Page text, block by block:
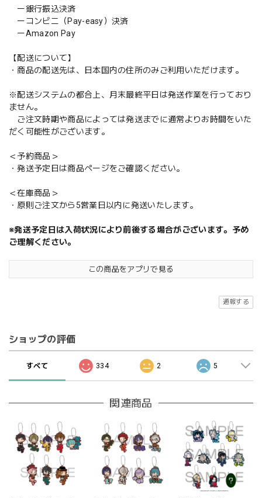
ー銀行振込決済
ーコンビニ（Pay-easy）決済
ーAmazon Pay
【配送について】
・商品の配送先は、日本国内の住所のみご利用いただけます。
※配送システムの都合上、月末最終平日は発送作業を行っており
ません。
ご注文時期や商品によっては発送までに通常よりお時間をいた
だく可能性がございます。
＜予約商品＞
・発送予定日は商品ページをご確認ください。
＜在庫商品＞
・原則ご注文から5営業日以内に発送いたします。
※発送予定日は入荷状況により前後する場合がございます。予め
ご理解ください。
この商品をアプリで見る
通報する
ショップの評価
すべて 334 2 5
関連商品